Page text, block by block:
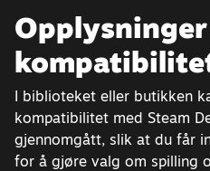
I biblioteket eller butikken
kompatibilitet med Steam
gjennomgått, slik at du får
for å gjøre valg om spilling